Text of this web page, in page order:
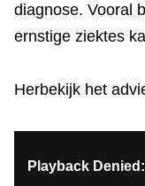
diagnose. Vooral
ernstige ziektes
Herbekijk het
Playback